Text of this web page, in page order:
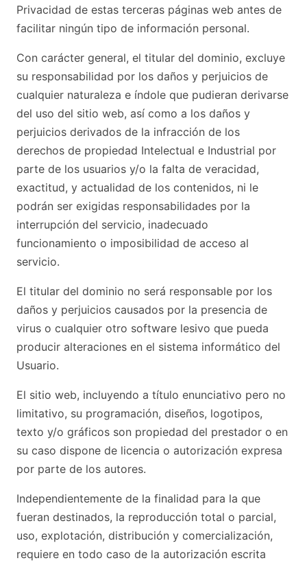
Privacidad de estas terceras páginas web antes de
facilitar ningún tipo de información personal.
Con carácter general, el titular del dominio, excluye
su responsabilidad por los daños y perjuicios de
cualquier naturaleza e índole que pudieran derivarse
del uso del sitio web, así como a los daños y
perjuicios derivados de la infracción de los
derechos de propiedad Intelectual e Industrial por
parte de los usuarios y/o la falta de veracidad,
exactitud, y actualidad de los contenidos, ni le
podrán ser exigidas responsabilidades por la
interrupción del servicio, inadecuado
funcionamiento o imposibilidad de acceso al
servicio.
El titular del dominio no será responsable por los
daños y perjuicios causados por la presencia de
virus o cualquier otro software lesivo que pueda
producir alteraciones en el sistema informático del
Usuario.
El sitio web, incluyendo a título enunciativo pero no
limitativo, su programación, diseños, logotipos,
texto y/o gráficos son propiedad del prestador o en
su caso dispone de licencia o autorización expresa
por parte de los autores.
Independientemente de la finalidad para la que
fueran destinados, la reproducción total o parcial,
uso, explotación, distribución y comercialización,
requiere en todo caso de la autorización escrita